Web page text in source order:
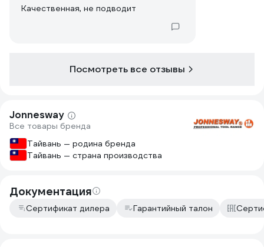
Качественная, не подводит
Посмотреть все отзывы
Jonnesway
Все товары бренда
Тайвань — родина бренда
Тайвань — страна производства
Документация
Сертификат дилера Гарантийный талон